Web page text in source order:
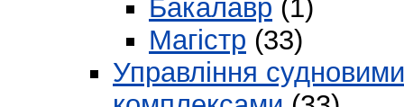
Бакалавр (1)
Магістр (33)
Управління